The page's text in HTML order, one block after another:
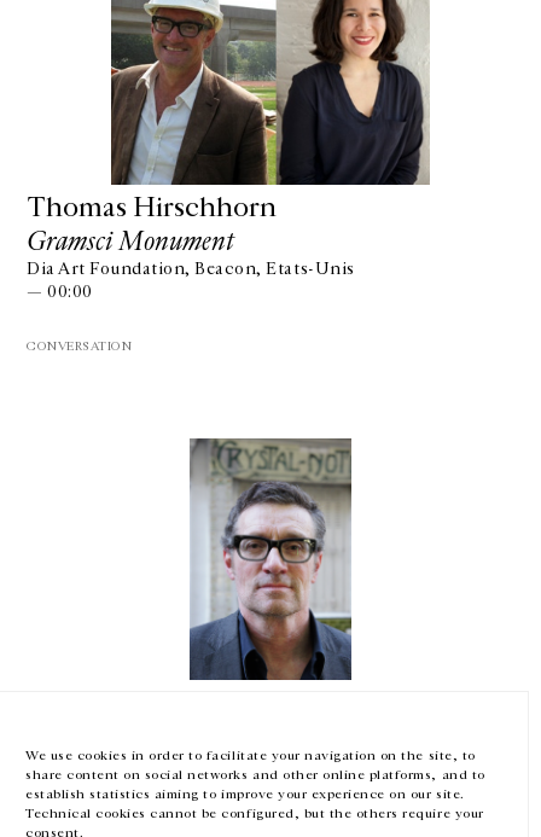
We use cookies in order to facilitate your navigation on the site, to
share content on social networks and other online platforms, and to
establish statistics aiming to improve your experience on our site.
Technical cookies cannot be configured, but the others require your
consent.
Thomas Hirschhorn
Gramsci Monument
Dia Art Foundation, Beacon, Etats-Unis
— 00:00
CONVERSATION
Palais de Tokyo, Paris, France
— 00:00
GALERIE CHANTAL CROUSEL
EN FR 中文 Facebook Instagram
Inscrivez-vous à notre newsletter